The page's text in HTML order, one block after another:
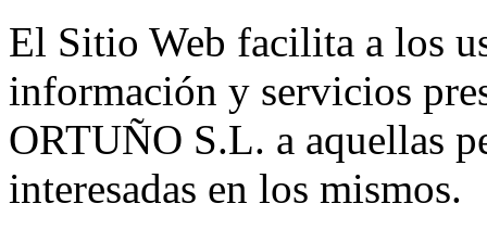
El Sitio Web facilita a los
información y servicios
ORTUÑO S.L. a aquellas
interesadas en los mismos.